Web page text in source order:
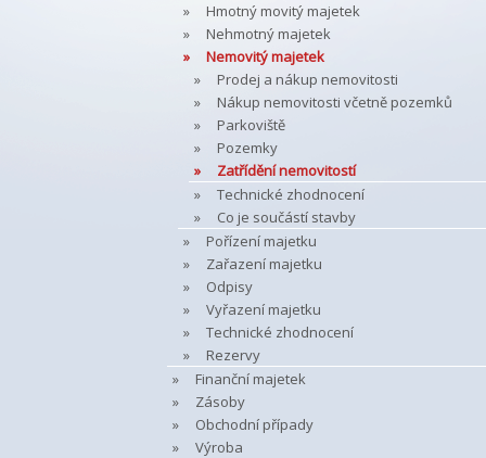
Hmotný movitý majetek
Nehmotný majetek
Nemovitý majetek
Prodej a nákup nemovitosti
Nákup nemovitosti včetně pozemků
Parkoviště
Pozemky
Zatřídění nemovitostí
Technické zhodnocení
Co je součástí stavby
Pořízení majetku
Zařazení majetku
Odpisy
Vyřazení majetku
Technické zhodnocení
Rezervy
Finanční majetek
Zásoby
Obchodní případy
Výroba